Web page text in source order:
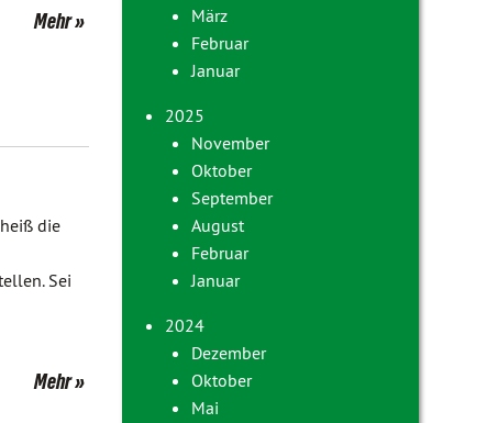
Mehr
die
Sei
Mehr
März
Februar
Januar
2025
November
Oktober
September
August
Februar
Januar
2024
Dezember
Oktober
Mai